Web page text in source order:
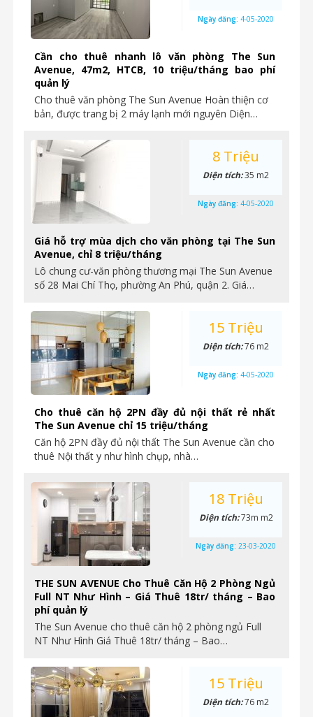
Cần cho thuê nhanh lô văn phòng The Sun
Avenue, 47m2, HTCB, 10 triệu/tháng bao phí
quản lý
Cho thuê văn phòng The Sun Avenue Hoàn thiện cơ
bản, được trang bị 2 máy lạnh mới nguyên Diện…
Ngày đăng: 4-05-2020
Giá hỗ trợ mùa dịch cho văn phòng tại The Sun
Avenue, chỉ 8 triệu/tháng
Lô chung cư-văn phòng thương mại The Sun Avenue
số 28 Mai Chí Thọ, phường An Phú, quận 2. Giá…
8 Triệu
Diện tích:35 m2
Ngày đăng: 4-05-2020
Cho thuê căn hộ 2PN đầy đủ nội thất rẻ nhất
The Sun Avenue chỉ 15 triệu/tháng
Căn hộ 2PN đầy đủ nội thất The Sun Avenue cần cho
thuê Nội thất y như hình chụp, nhà…
15 Triệu
Diện tích:76 m2
Ngày đăng: 4-05-2020
THE SUN AVENUE Cho Thuê Căn Hộ 2 Phòng Ngủ
Full NT Như Hình – Giá Thuê 18tr/ tháng – Bao
phí quản lý
The Sun Avenue cho thuê căn hộ 2 phòng ngủ Full
NT Như Hình Giá Thuê 18tr/ tháng – Bao…
18 Triệu
Diện tích:73m m2
Ngày đăng: 23-03-2020
15 Triệu
Diện tích:76 m2